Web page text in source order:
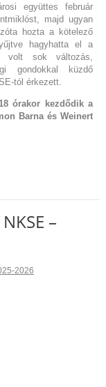
együttes február
majd ugyan
hozta a kötelező
hagyhatta el a
volt sok változás,
gondokkal küzdő
tól érkezett.
órakor kezdődik a
Barna és Weinert
–
2026